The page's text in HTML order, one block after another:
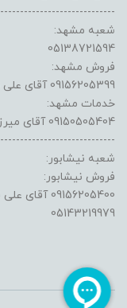
شعبه مشهد:
05138721594
فروش مشهد:
09156205399 آقای علی نژاد
خدمات مشهد:
09150505404 آقای میرزایی
شعبه نیشابور:
فروش نیشابور:
09156205400 آقای علی نژاد
05143219979